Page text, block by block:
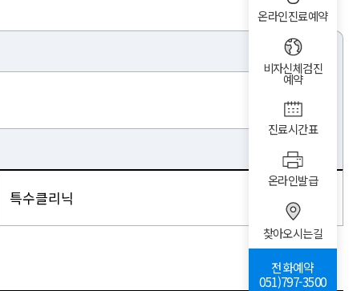
온라인진료예약
비자신체검진
예약
진료시간표
온라인발급
찾아오시는길
전화예약
051)797-3500